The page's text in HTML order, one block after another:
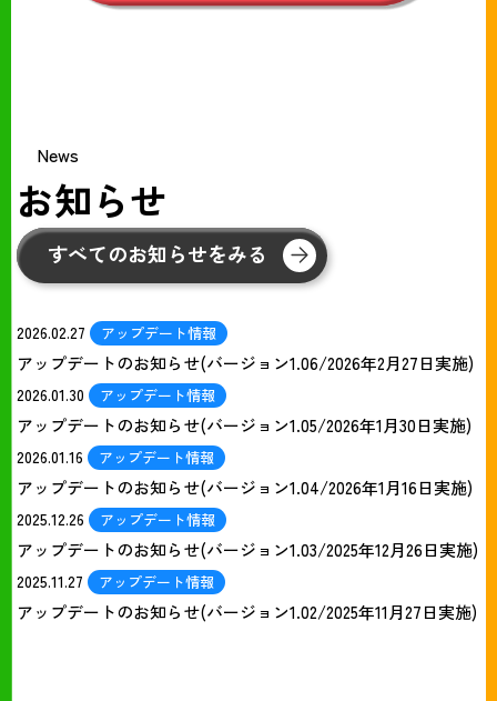
News
お知らせ
すべてのお知らせをみる
2026.02.27 アップデート情報
アップデートのお知らせ(バージョン1.06/2026年2月27日実施)
2026.01.30 アップデート情報
アップデートのお知らせ(バージョン1.05/2026年1月30日実施)
2026.01.16 アップデート情報
アップデートのお知らせ(バージョン1.04/2026年1月16日実施)
2025.12.26 アップデート情報
アップデートのお知らせ(バージョン1.03/2025年12月26日実施)
2025.11.27 アップデート情報
アップデートのお知らせ(バージョン1.02/2025年11月27日実施)